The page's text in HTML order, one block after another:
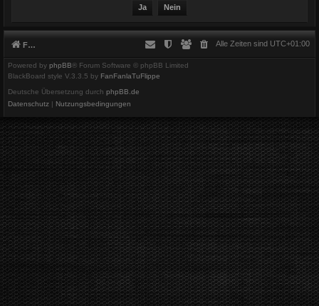
Foren-Übersicht Alle Zeiten sind UTC+01:00
Powered by phpBB® Forum Software © phpBB Limited
BlackBoard style V.3.3.5 by FanFanlaTuFlippe
Deutsche Übersetzung durch phpBB.de
Datenschutz
Nutzungsbedingungen